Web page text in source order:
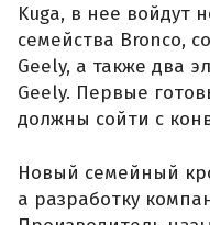
Kuga, в нее войдут
семейства Bronco,
Geely, а также два
Geely. Первые
должны сойти с
Новый семейный
а разработку